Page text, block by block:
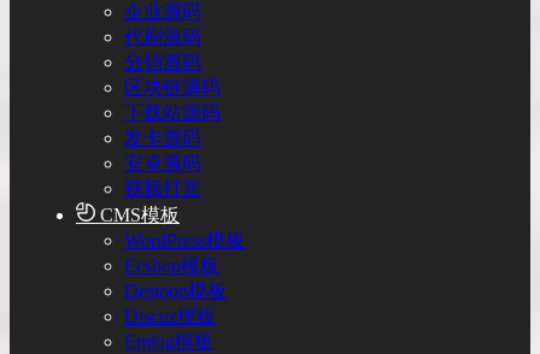
企业源码
代刷源码
分销源码
区块链源码
下载站源码
发卡源码
安卓源码
视频打赏
CMS模板
WordPress模板
Ecshop模板
Destoon模板
Discuz模板
Emlog模板